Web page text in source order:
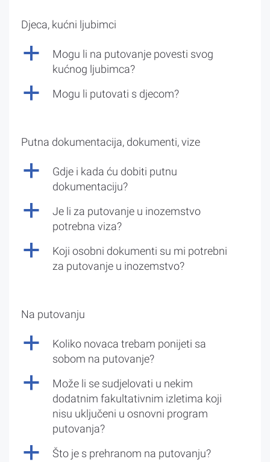
Djeca, kućni ljubimci
a
Mogu li na putovanje povesti svog
kućnog ljubimca?
a Mogu li putovati s djecom?
Putna dokumentacija, dokumenti, vize
a
Gdje i kada ću dobiti putnu
dokumentaciju?
a
Je li za putovanje u inozemstvo
potrebna viza?
a
Koji osobni dokumenti su mi potrebni
za putovanje u inozemstvo?
Na putovanju
a
Koliko novaca trebam ponijeti sa
sobom na putovanje?
a
Može li se sudjelovati u nekim
dodatnim fakultativnim izletima koji
nisu uključeni u osnovni program
putovanja?
a Što je s prehranom na putovanju?